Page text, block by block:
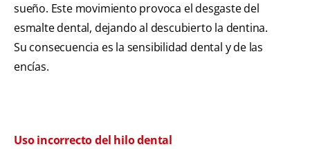
sueño. Este movimiento provoca el desgaste del
esmalte dental, dejando al descubierto la dentina.
Su consecuencia es la sensibilidad dental y de las
encías.
Uso incorrecto del hilo dental